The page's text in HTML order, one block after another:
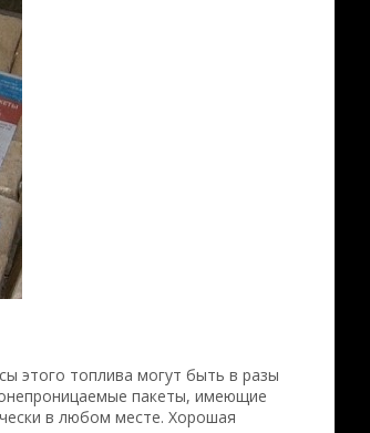
этого топлива могут быть в разы
пакеты, имеющие
в любом месте. Хорошая